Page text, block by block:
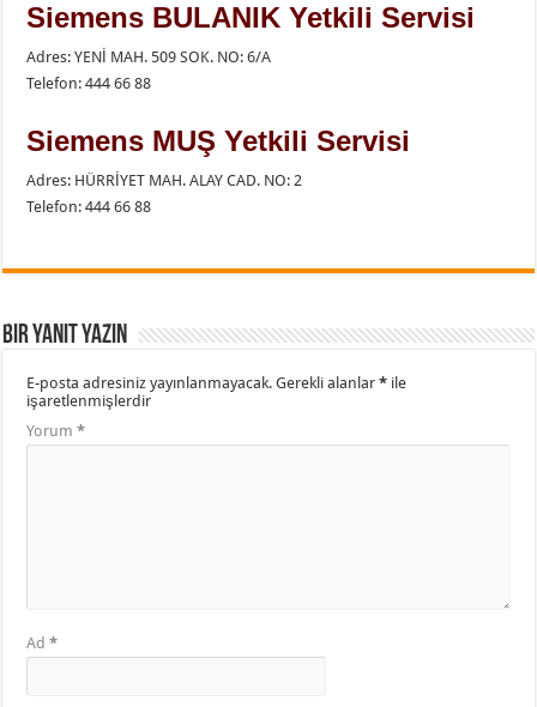
Siemens BULANIK Yetkili Servisi
Adres: YENİ MAH. 509 SOK. NO: 6/A
Telefon: 444 66 88
Siemens MUŞ Yetkili Servisi
Adres: HÜRRİYET MAH. ALAY CAD. NO: 2
Telefon: 444 66 88
Bir yanıt yazın
E-posta adresiniz yayınlanmayacak. Gerekli alanlar* ile
işaretlenmişlerdir
Yorum*
Ad*